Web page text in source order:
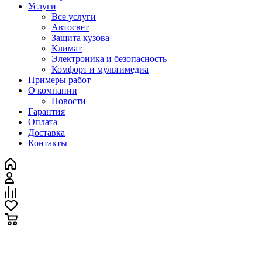
Услуги
Все услуги
Автосвет
Защита кузова
Климат
Электроника и безопасность
Комфорт и мультимедиа
Примеры работ
О компании
Новости
Гарантия
Оплата
Доставка
Контакты